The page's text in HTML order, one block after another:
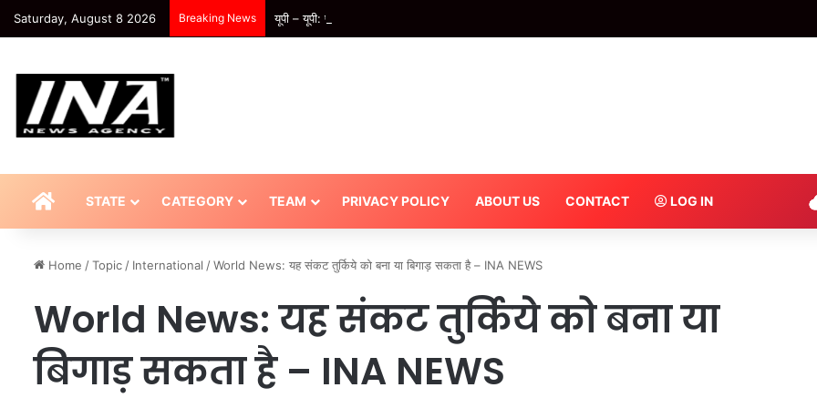
Saturday, August 8 2026 Breaking News यूपी – यूपी: प्रदेश के स्कूलों में इसी महीने से होगी बैगलेस डे की शुरूआत, हर शनिवार को होगी मस्ती की पाठशाला – INA
HOMESTATE CATEGORY TEAM PRIVACY POLICY ABOUT US CONTACT LOG IN
Home /Topic / International /World News: यह संकट तुर्किये को बना या बिगाड़ सकता है – INA NEWS
World News: यह संकट तुर्किये को बना या
बिगाड़ सकता है – INA NEWS